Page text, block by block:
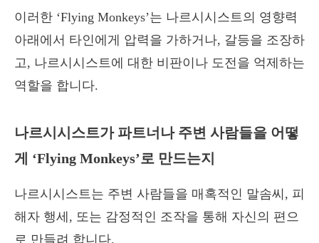
이러한 ‘Flying Monkeys’는 나르시시스트의 영향력
아래에서 타인에게 압력을 가하거나, 갈등을 조장하
고, 나르시시스트에 대한 비판이나 도전을 억제하는
역할을 합니다.
나르시시스트가 파트너나 주변 사람들을 어떻
게 ‘Flying Monkeys’로 만드는지
나르시시스트는 주변 사람들을 매혹적인 말솜씨, 피
해자 행세, 또는 감정적인 조작을 통해 자신의 편으
로 만들려 합니다.